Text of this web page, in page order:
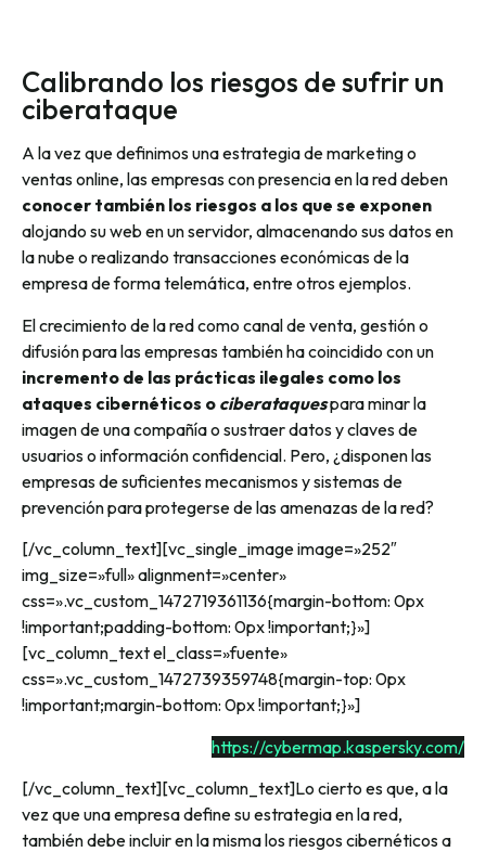
Calibrando los riesgos de sufrir un
ciberataque
A la vez que definimos una estrategia de marketing o
ventas online, las empresas con presencia en la red deben
conocer también los riesgos a los que se exponen
alojando su web en un servidor, almacenando sus datos en
la nube o realizando transacciones económicas de la
empresa de forma telemática, entre otros ejemplos.
El crecimiento de la red como canal de venta, gestión o
difusión para las empresas también ha coincidido con un
incremento de las prácticas ilegales como los
ataques cibernéticos o ciberataquespara minar la
imagen de una compañía o sustraer datos y claves de
usuarios o información confidencial. Pero, ¿disponen las
empresas de suficientes mecanismos y sistemas de
prevención para protegerse de las amenazas de la red?
[/vc_column_text][vc_single_image image=»252″
img_size=»full» alignment=»center»
css=».vc_custom_1472719361136{margin-bottom: 0px
!important;padding-bottom: 0px !important;}»]
[vc_column_text el_class=»fuente»
css=».vc_custom_1472739359748{margin-top: 0px
!important;margin-bottom: 0px !important;}»]
https://cybermap.kaspersky.com/
[/vc_column_text][vc_column_text]Lo cierto es que, a la
vez que una empresa define su estrategia en la red,
también debe incluir en la misma los riesgos cibernéticos a